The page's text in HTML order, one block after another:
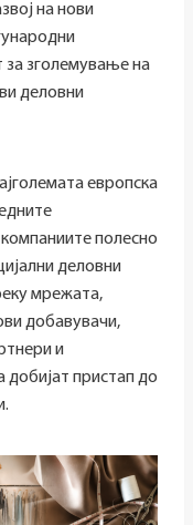
на нови
за зголемување на
деловни
европска
полесно
деловни
мрежата,
добавувачи,
и
добијат пристап до